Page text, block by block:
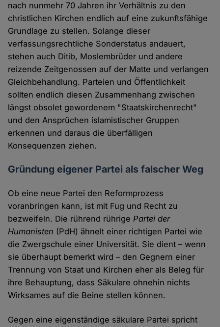
nach nunmehr 70 Jahren ihr Verhältnis zu den
christlichen Kirchen endlich auf eine zukunftsfähige
Grundlage zu stellen. Solange dieser
verfassungsrechtliche Sonderstatus andauert,
stehen auch Ditib, Moslembrüder und andere
reizende Zeitgenossen auf der Matte und verlangen
Gleichbehandlung. Parteien und Öffentlichkeit
sollten endlich diesen Zusammenhang zwischen
längst obsolet gewordenem "Staatskirchenrecht"
und den Ansprüchen islamistischer Gruppen
erkennen und daraus die überfälligen
Konsequenzen ziehen.
Gründung eigener Partei als falscher Weg
Ob eine neue Partei den Reformprozess
voranbringen kann, ist mit Fug und Recht zu
bezweifeln. Die rührend rührigePartei der
Humanisten (PdH) ähnelt einer richtigen Partei wie
die Zwergschule einer Universität. Sie dient – wenn
sie überhaupt bemerkt wird – den Gegnern einer
Trennung von Staat und Kirchen eher als Beleg für
ihre Behauptung, dass Säkulare ohnehin nichts
Wirksames auf die Beine stellen können.
Gegen eine eigenständige säkulare Partei spricht